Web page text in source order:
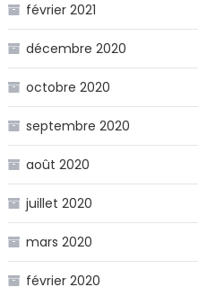
février 2021
décembre 2020
octobre 2020
septembre 2020
août 2020
juillet 2020
mars 2020
février 2020